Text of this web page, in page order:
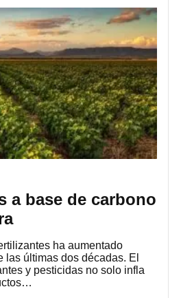
a base de carbono
ha aumentado
las últimas dos décadas. El
y pesticidas no solo infla